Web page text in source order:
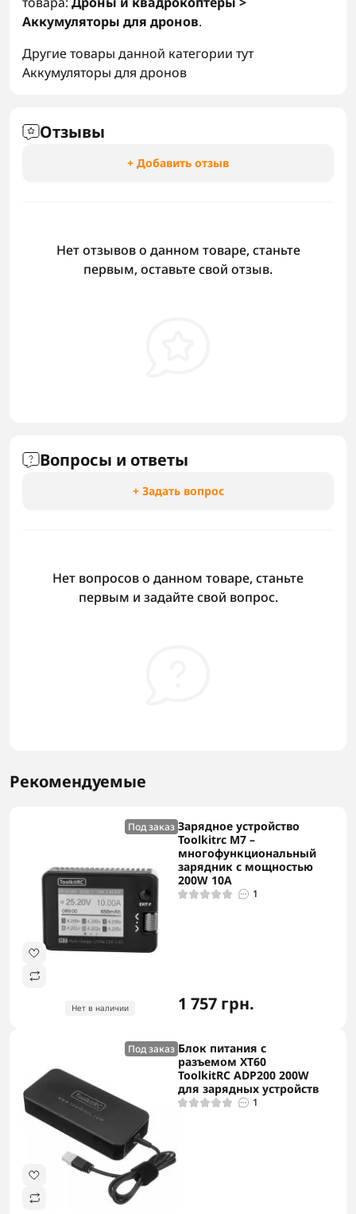
Аккумуляторы для дронов.
Другие товары данной категории тут
Аккумуляторы для дронов
Отзывы
+ Добавить отзыв
Нет отзывов о данном товаре, станьте
первым, оставьте свой отзыв.
Вопросы и ответы
+ Задать вопрос
Нет вопросов о данном товаре, станьте
первым и задайте свой вопрос.
Рекомендуемые
Под заказ
Нет в наличии
Зарядное устройство
Toolkitrc M7 –
многофункциональный
зарядник с мощностью
200W 10A
1
1 757 грн.
Под заказ Блок питания с
разъемом XT60
ToolkitRC ADP200 200W
для зарядных устройств
1